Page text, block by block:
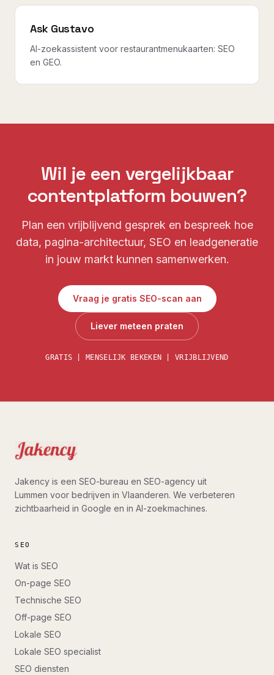
Ask Gustavo
AI-zoekassistent voor restaurantmenukaarten: SEO
en GEO.
Wil je een vergelijkbaar
contentplatform bouwen?
Plan een vrijblijvend gesprek en bespreek hoe
data, pagina-architectuur, SEO en leadgeneratie
in jouw markt kunnen samenwerken.
Vraag je gratis SEO-scan aan
Liever meteen praten
GRATIS | MENSELIJK BEKEKEN | VRIJBLIJVEND
Jakency is een SEO-bureau en SEO-agency uit
Lummen voor bedrijven in Vlaanderen. We verbeteren
zichtbaarheid in Google en in AI-zoekmachines.
SEO
Wat is SEO
On-page SEO
Technische SEO
Off-page SEO
Lokale SEO
Lokale SEO specialist
SEO diensten